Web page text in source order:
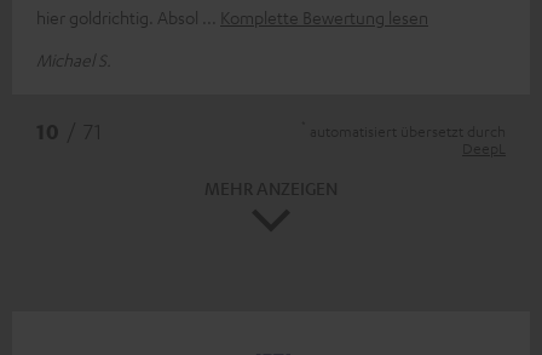
hier goldrichtig. Absol
Komplette Bewertung lesen
Michael S.